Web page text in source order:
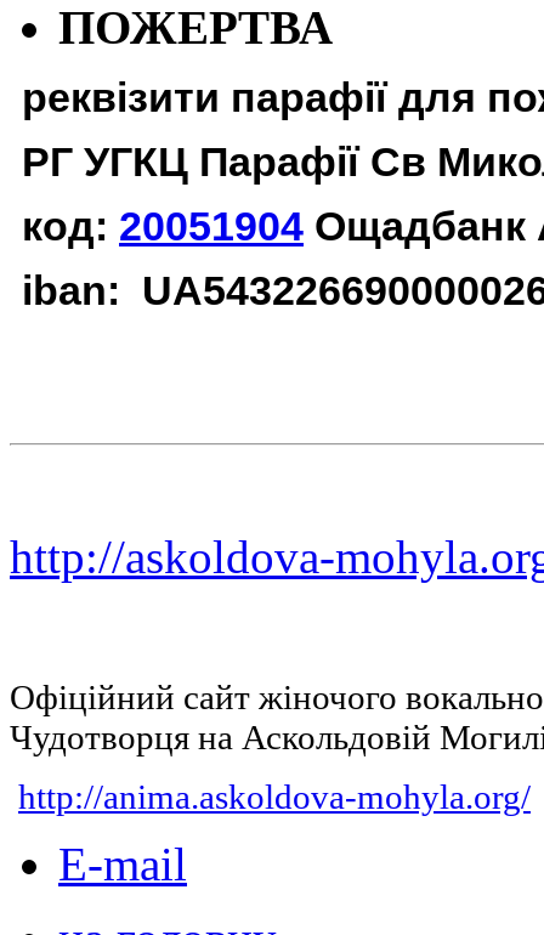
ПОЖЕРТВА
реквізити парафії для
РГ УГКЦ Парафії Св
код: 20051904 Ощадбанк
iban:
http://askoldova-
Офіційний сайт жіночого
Чудотворця на Аскольдовій
http://anima.askoldova-mohyla.org/
E-mail